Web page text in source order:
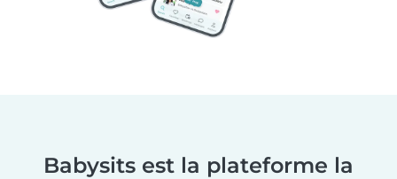
Babysits est la plateforme la